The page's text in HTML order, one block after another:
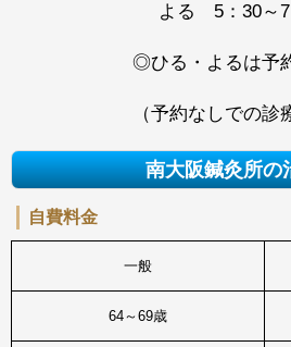
よる 5：30～7
◎ひる・よるは予
（予約なしでの診
南大阪鍼灸所の
自費料金
一般
64～69歳